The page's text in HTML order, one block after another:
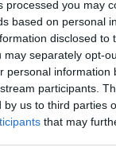
processed you may
based on personal
disclosed to
may separately opt-
personal information
participants.
by us to third parties
that may